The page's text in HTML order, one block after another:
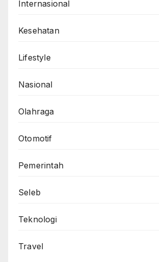
Internasional
Kesehatan
Lifestyle
Nasional
Olahraga
Otomotif
Pemerintah
Seleb
Teknologi
Travel